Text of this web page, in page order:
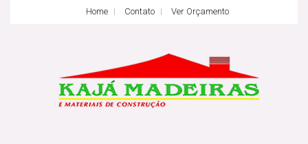
Home Contato Ver Orçamento